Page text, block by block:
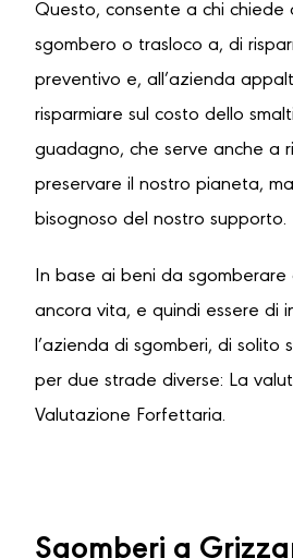
Questo, consente a chi chiede
sgombero o trasloco a, di
preventivo e, all’azienda
risparmiare sul costo dello
guadagno, che serve anche a
preservare il nostro pianeta,
bisognoso del nostro supporto.
In base ai beni da sgomberare
ancora vita, e quindi essere di
l’azienda di sgomberi, di solito
per due strade diverse: La
Valutazione Forfettaria.
Sgomberi a